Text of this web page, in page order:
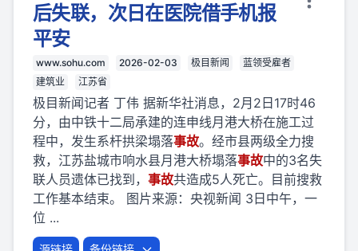
后失联，次日在医院借手机报
平安
www.sohu.com 2026-02-03 极目新闻
蓝领受雇者
建筑业
江苏省
极目新闻记者 丁伟 据新华社消息，2月2日17时46
分，由中铁十二局承建的连申线月港大桥在施工过
程中，发生系杆拱梁塌落事故。经市县两级全力搜
救，江苏盐城市响水县月港大桥塌落事故中的3名失
联人员遗体已找到， 事故共造成5人死亡。目前搜救
工作基本结束。 图片来源：央视新闻 3日中午，一
位 ...